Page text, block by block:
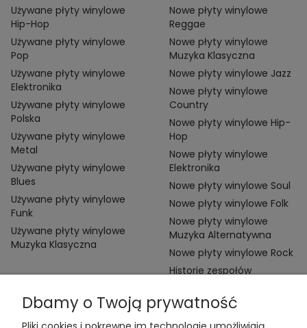
Używane płyty winylowe
Hip-Hop
Używane płyty winylowe
Pop
Używane płyty winylowe
Elektronika
Używane płyty winylowe
Polska
Używane płyty winylowe
Metal
Używane płyty winylowe
Blues
Używane płyty winylowe
Funk
Używane płyty winylowe
Muzyka Klasyczna
Nowe płyty winylowe
Reggae
Nowe płyty winylowe
Muzyka Klasyczna
Nowe płyty winylowe Jazz
Nowe płyty winylowe
Country
Nowe płyty winylowe Hip-
Hop
Nowe płyty winylowe
Elektronika
Nowe płyty winylowe Soul
Nowe płyty winylowe Folk
Nowe płyty winylowe
Muzyka Alternatywna
Nowe płyty winylowe Rock
Historie zespołów
Dbamy o Twoją prywatność